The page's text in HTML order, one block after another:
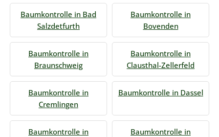
Baumkontrolle in Bad
Salzdetfurth
Baumkontrolle in
Bovenden
Baumkontrolle in
Braunschweig
Baumkontrolle in
Clausthal-Zellerfeld
Baumkontrolle in
Cremlingen
Baumkontrolle in Dassel
Baumkontrolle in
Baumkontrolle in